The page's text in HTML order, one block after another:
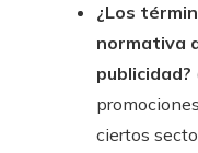
¿Los
normativa
publicidad?
ciertos